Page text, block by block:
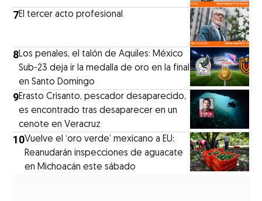
7El tercer acto profesional
8Los penales, el talón de Aquiles: México
Sub-23 deja ir la medalla de oro en la final
en Santo Domingo
9Erasto Crisanto, pescador desaparecido,
es encontrado tras desaparecer en un
cenote en Veracruz
10Vuelve el ‘oro verde’ mexicano a EU:
Reanudarán inspecciones de aguacate
en Michoacán este sábado